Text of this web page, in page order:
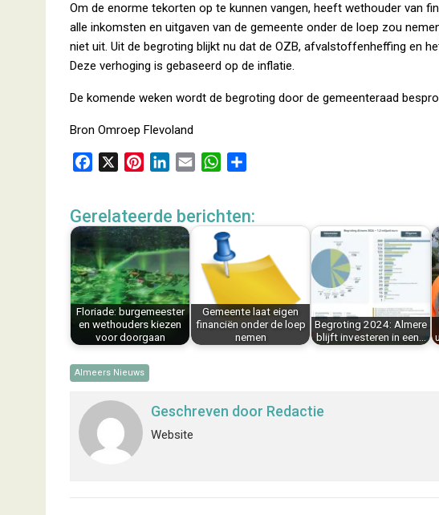
Om de enorme tekorten op te kunnen vangen, heeft wethouder van
alle inkomsten en uitgaven van de gemeente onder de loep zou
niet uit. Uit de begroting blijkt nu dat de OZB, afvalstoffenheffing en
Deze verhoging is gebaseerd op de inflatie.
De komende weken wordt de begroting door de gemeenteraad
Bron Omroep Flevoland
e
b
o
o
k
t
e
r
e
s
t
k
e
d
I
n
i
W
t
s
A
p
e
Gerelateerde berichten:
Floriade: burgemeester
en wethouders kiezen
voor doorgaan
Gemeente laat eigen
financiën onder de loep
nemen
Begroting 2024: Almere
blijft investeren in een…
Almeers Nieuws
Geschreven door Redactie
Website